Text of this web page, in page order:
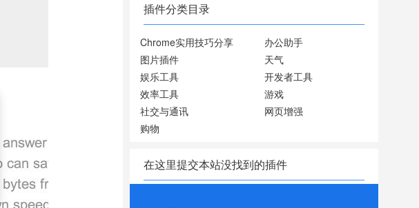
插件分类目录
Chrome实用技巧分享
办公助手
图片插件
天气
娱乐工具
开发者工具
效率工具
游戏
社交与通讯
网页增强
购物
在这里提交本站没找到的插件